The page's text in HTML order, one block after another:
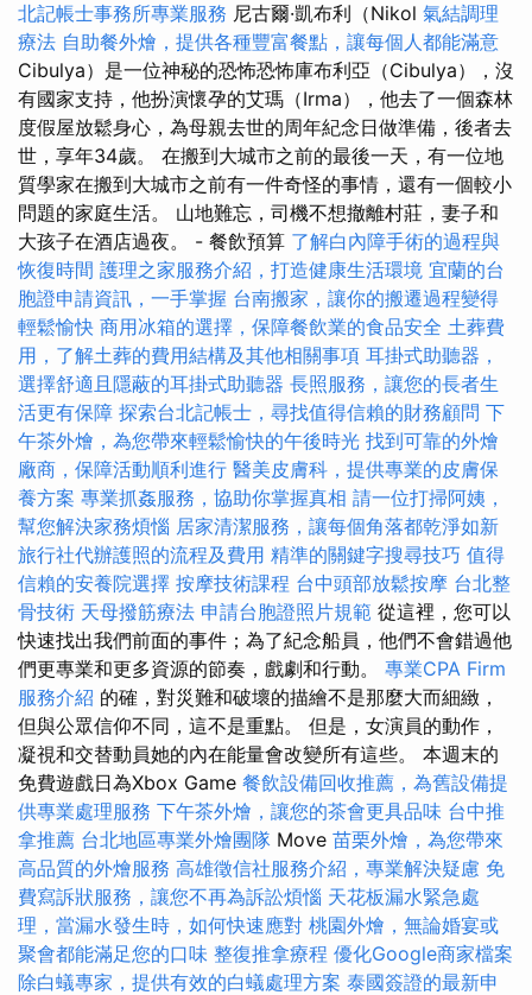
北記帳士事務所專業服務 尼古爾·凱布利（Nikol 氣結調理
療法 自助餐外燴，提供各種豐富餐點，讓每個人都能滿意
Cibulya）是一位神秘的恐怖恐怖庫布利亞（Cibulya），沒
有國家支持，他扮演懷孕的艾瑪（Irma），他去了一個森林
度假屋放鬆身心，為母親去世的周年紀念日做準備，後者去
世，享年34歲。 在搬到大城市之前的最後一天，有一位地
質學家在搬到大城市之前有一件奇怪的事情，還有一個較小
問題的家庭生活。 山地難忘，司機不想撤離村莊，妻子和
大孩子在酒店過夜。 - 餐飲預算 了解白內障手術的過程與
恢復時間 護理之家服務介紹，打造健康生活環境 宜蘭的台
胞證申請資訊，一手掌握 台南搬家，讓你的搬遷過程變得
輕鬆愉快 商用冰箱的選擇，保障餐飲業的食品安全 土葬費
用，了解土葬的費用結構及其他相關事項 耳掛式助聽器，
選擇舒適且隱蔽的耳掛式助聽器 長照服務，讓您的長者生
活更有保障 探索台北記帳士，尋找值得信賴的財務顧問 下
午茶外燴，為您帶來輕鬆愉快的午後時光 找到可靠的外燴
廠商，保障活動順利進行 醫美皮膚科，提供專業的皮膚保
養方案 專業抓姦服務，協助你掌握真相 請一位打掃阿姨，
幫您解決家務煩惱 居家清潔服務，讓每個角落都乾淨如新
旅行社代辦護照的流程及費用 精準的關鍵字搜尋技巧 值得
信賴的安養院選擇 按摩技術課程 台中頭部放鬆按摩 台北整
骨技術 天母撥筋療法 申請台胞證照片規範 從這裡，您可以
快速找出我們前面的事件；為了紀念船員，他們不會錯過他
們更專業和更多資源的節奏，戲劇和行動。 專業CPA Firm
服務介紹 的確，對災難和破壞的描繪不是那麼大而細緻，
但與公眾信仰不同，這不是重點。 但是，女演員的動作，
凝視和交替動員她的內在能量會改變所有這些。 本週末的
免費遊戲日為Xbox Game 餐飲設備回收推薦，為舊設備提
供專業處理服務 下午茶外燴，讓您的茶會更具品味 台中推
拿推薦 台北地區專業外燴團隊 Move 苗栗外燴，為您帶來
高品質的外燴服務 高雄徵信社服務介紹，專業解決疑慮 免
費寫訴狀服務，讓您不再為訴訟煩惱 天花板漏水緊急處
理，當漏水發生時，如何快速應對 桃園外燴，無論婚宴或
聚會都能滿足您的口味 整復推拿療程 優化Google商家檔案
除白蟻專家，提供有效的白蟻處理方案 泰國簽證的最新申